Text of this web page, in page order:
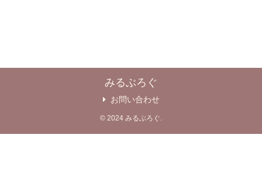
みるぶろぐ
お問い合わせ
© 2024 みるぶろぐ.